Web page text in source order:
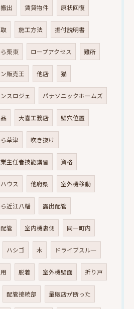
出 賃貸物件 原状回復
施工方法 据付説明書
栗東 ロープアクセス 難所
販売王 他店 猫
スロジェ パナソニックホームズ
大喜工務店 壁穴位置
草津 吹き抜け
主任者技能講習 資格
ウス 他府県 室外機移動
近江八幡 露出配管
管 室内機裏側 同一町内
ハシゴ 木 ドライブスルー
脱着 室外機壁面 折り戸
配管接続部 量販店が断った